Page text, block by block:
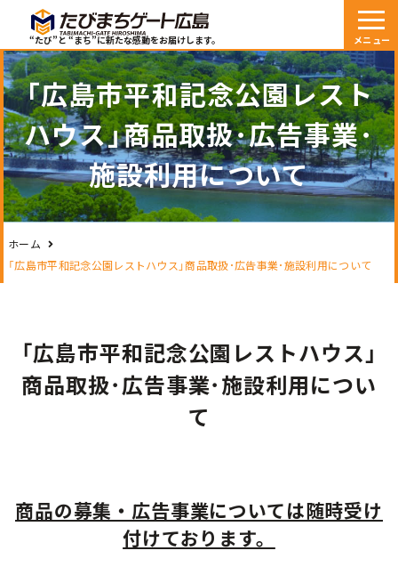
“たび”と “まち”に新たな感動をお届けします。
「広島市平和記念公園レスト
ハウス」商品取扱･広告事業･
施設利用について
ホーム
「広島市平和記念公園レストハウス」商品取扱･広告事業･施設利用について
「広島市平和記念公園レストハウス」
商品取扱･広告事業･施設利用につい
て
商品の募集・広告事業については随時受け
付けております。